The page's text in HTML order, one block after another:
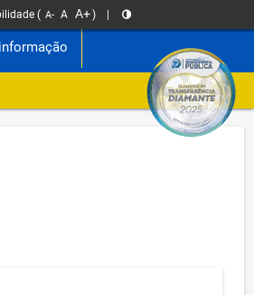
( A- A A+)